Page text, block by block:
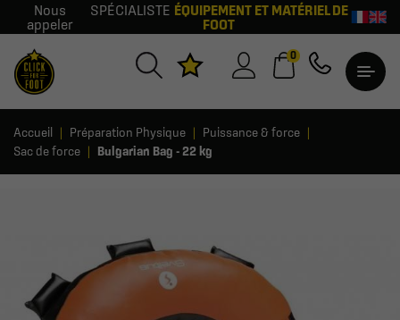
Nous
appeler
SPÉCIALISTE ÉQUIPEMENT ET MATÉRIEL DE
FOOT
0
Accueil Préparation Physique
Puissance & force
Sac de force
Bulgarian Bag - 22 kg